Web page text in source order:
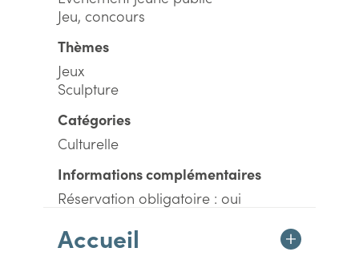
Jeu, concours
Thèmes
Jeux
Sculpture
Catégories
Culturelle
Informations complémentaires
Réservation obligatoire : oui
Accueil